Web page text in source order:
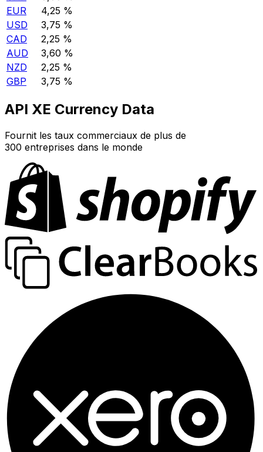
EUR
4,25 %
USD
3,75 %
CAD
2,25 %
AUD
3,60 %
NZD
2,25 %
GBP
3,75 %
API XE Currency Data
Fournit les taux commerciaux de plus de
300 entreprises dans le monde